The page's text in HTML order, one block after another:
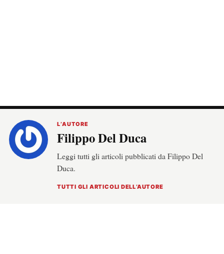
L’AUTORE
Filippo Del Duca
Leggi tutti gli articoli pubblicati da Filippo Del
Duca.
TUTTI GLI ARTICOLI DELL’AUTORE